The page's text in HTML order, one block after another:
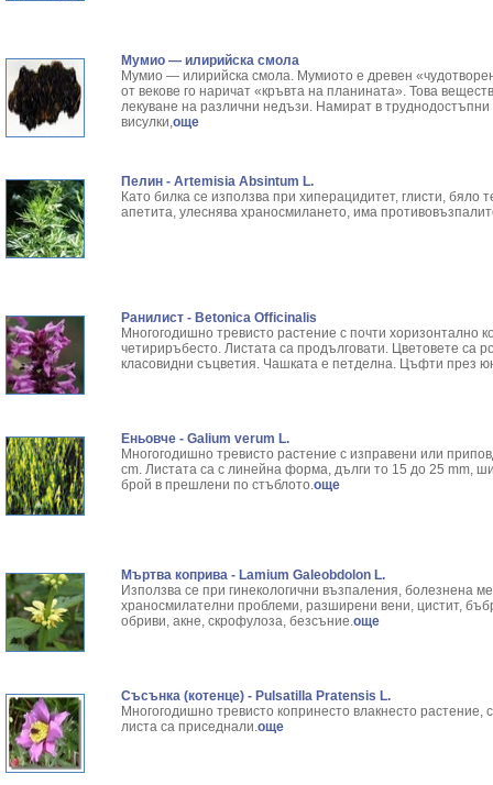
Мумио — илирийска смола
Мумио — илирийска смола. Мумиото е древен
от векове го наричат «кръвта на планината». Това
лекуване на различни недъзи. Намират в
висулки,още
Пелин - Artemisia Absintum L.
Като билка се използва при хиперацидитет, глисти,
апетита, улеснява храносмилането, има
Ранилист - Betonica Officinalis
Многогодишно тревисто растение с почти хоризонтално
четириръбесто. Листата са продълговати. Цветовете са
класовидни съцветия. Чашката е петделна. Цъфти през
Еньовче - Galium verum L.
Многогодишно тревисто растение с изправени или
cm. Листата са с линейна форма, дълги то 15 до 25 mm,
брой в прешлени по стъблото.още
Мъртва коприва - Lamium Galeobdolon L.
Използва се при гинекологични възпаления, болезнена
храносмилателни проблеми, разширени вени, цистит,
обриви, акне, скрофулоза, безсъние.още
Съсънка (котенце) - Pulsatilla Pratensis L.
Многогодишно тревисто копринесто влакнесто растение,
листа са приседнали.още